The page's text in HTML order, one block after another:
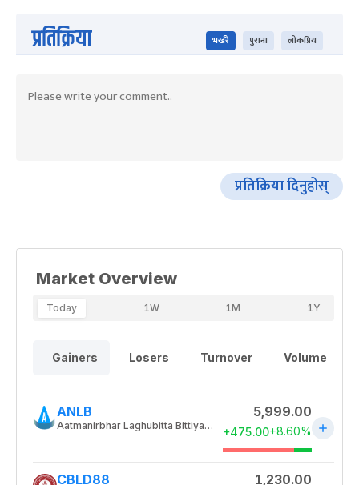
प्रतिक्रिया भर्खरै पुराना लोकप्रिय
प्रतिक्रिया दिनुहोस्